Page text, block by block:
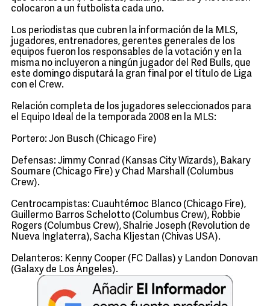
colocaron a un futbolista cada uno.
Los periodistas que cubren la información de la MLS,
jugadores, entrenadores, gerentes generales de los
equipos fueron los responsables de la votación y en la
misma no incluyeron a ningún jugador del Red Bulls, que
este domingo disputará la gran final por el título de Liga
con el Crew.
Relación completa de los jugadores seleccionados para
el Equipo Ideal de la temporada 2008 en la MLS:
Portero: Jon Busch (Chicago Fire)
Defensas: Jimmy Conrad (Kansas City Wizards), Bakary
Soumare (Chicago Fire) y Chad Marshall (Columbus
Crew).
Centrocampistas: Cuauhtémoc Blanco (Chicago Fire),
Guillermo Barros Schelotto (Columbus Crew), Robbie
Rogers (Columbus Crew), Shalrie Joseph (Revolution de
Nueva Inglaterra), Sacha Kljestan (Chivas USA).
Delanteros: Kenny Cooper (FC Dallas) y Landon Donovan
(Galaxy de Los Ángeles).